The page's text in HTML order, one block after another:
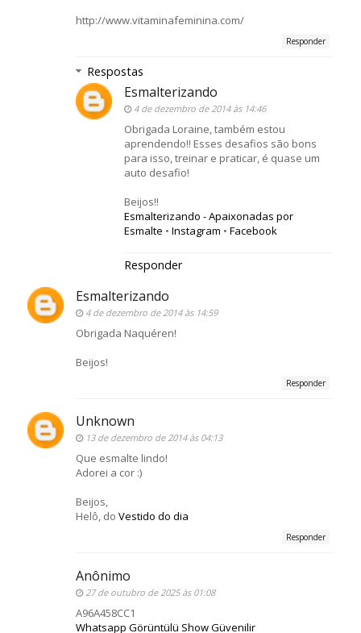
http://www.vitaminafeminina.com/
Responder
Respostas
Esmalterizando
4 de dezembro de 2014 às 14:46
Obrigada Loraine, também estou
aprendendo!! Esses desafios são bons
para isso, treinar e praticar, é quase um
auto desafio!
Beijos!!
Esmalterizando - Apaixonadas por
Esmalte • Instagram • Facebook
Responder
Esmalterizando
4 de dezembro de 2014 às 14:59
Obrigada Naquéren!
Beijos!
Responder
Unknown
13 de dezembro de 2014 às 04:13
Que esmalte lindo!
Adorei a cor :)
Beijos,
Helô, do Vestido do dia
Responder
Anônimo
27 de outubro de 2025 às 01:08
A96A458CC1
Whatsapp Görüntülü Show Güvenilir